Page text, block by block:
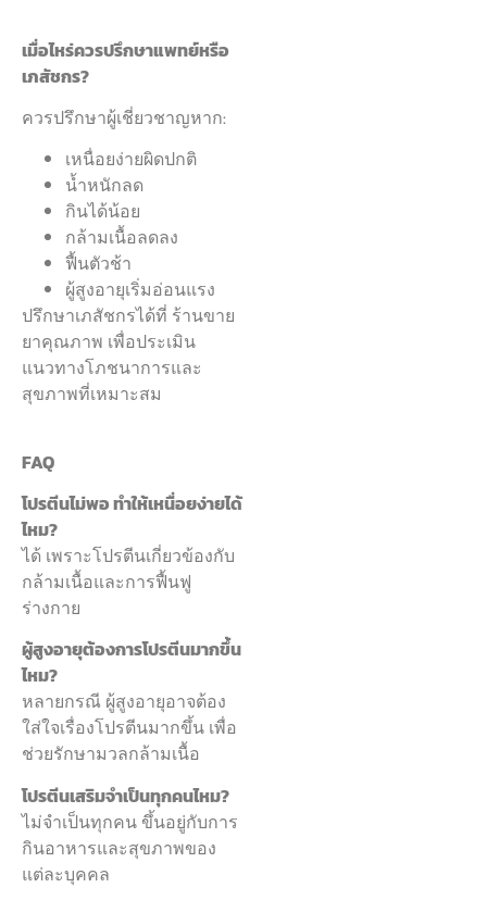
เมื่อไหร่ควรปรึกษาแพทย์หรือ
เภสัชกร?
ควรปรึกษาผู้เชี่ยวชาญหาก:
เหนื่อยง่ายผิดปกติ
น้ำหนักลด
กินได้น้อย
กล้ามเนื้อลดลง
ฟื้นตัวช้า
ผู้สูงอายุเริ่มอ่อนแรง
ปรึกษาเภสัชกรได้ที่ ร้านขาย
ยาคุณภาพ เพื่อประเมิน
แนวทางโภชนาการและ
สุขภาพที่เหมาะสม
FAQ
โปรตีนไม่พอ ทำให้เหนื่อยง่ายได้
ไหม?
ได้ เพราะโปรตีนเกี่ยวข้องกับ
กล้ามเนื้อและการฟื้นฟู
ร่างกาย
ผู้สูงอายุต้องการโปรตีนมากขึ้น
ไหม?
หลายกรณี ผู้สูงอายุอาจต้อง
ใส่ใจเรื่องโปรตีนมากขึ้น เพื่อ
ช่วยรักษามวลกล้ามเนื้อ
โปรตีนเสริมจำเป็นทุกคนไหม?
ไม่จำเป็นทุกคน ขึ้นอยู่กับการ
กินอาหารและสุขภาพของ
แต่ละบุคคล